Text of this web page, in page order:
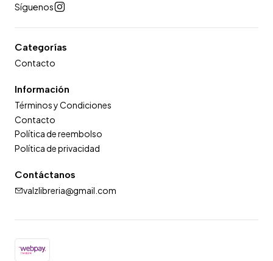
Síguenos
Categorías
Contacto
Información
Términos y Condiciones
Contacto
Política de reembolso
Política de privacidad
Contáctanos
valzlibreria@gmail.com